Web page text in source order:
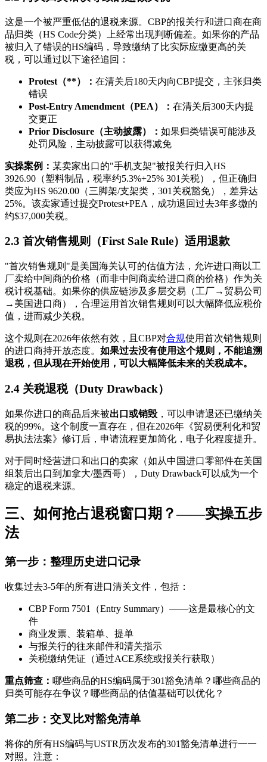
这是一个被严重低估的退税来源。CBP的报关行和进口商在商
品归类（HS Code分类）上经常出现判断偏差。如果你的产品
被归入了错误的HS编码，导致缴纳了比实际应缴更高的关
税，可以通过以下途径追回：
Protest（**）： 在清关后180天内向CBP提交，主张归类
错误
Post-Entry Amendment（PEA）： 在清关后300天内提
交更正
Prior Disclosure（主动披露）： 如果归类错误可能涉及
处罚风险，主动披露可以获得减免
实操案例： 某卖家出口的"手机支架"被报关行归入HS
3926.90（塑料制品，税率约5.3%+25% 301关税），但正确归
类应为HS 9620.00（三脚架/支架类，301关税豁免），差异达
25%。该卖家通过提交Protest+PEA，成功退回过去3年多缴的
约$37,000关税。
2.3 首次销售规则（First Sale Rule）适用退款
"首次销售规则"是美国海关认可的估值方法，允许进口商以工
厂卖给中间商的价格（而非中间商卖给进口商的价格）作为关
税计税基础。如果你的供应链涉及多层交易（工厂→贸易公司
→美国进口商），合理运用首次销售规则可以大幅降低应税价
值，进而减少关税。
这个规则在2026年依然有效，且CBP对合规使用首次销售规则
的进口商持开放态度。 如果过去没有使用这个规则，不能追溯
退税，但从现在开始使用，可以大幅降低未来的关税成本。
2.4 关税退税（Duty Drawback）
如果你进口的商品后来被出口或销毁 ，可以申请退还已缴纳关
税的99%。这个制度一直存在，但在2026年《贸易便利化和贸
易执法法案》修订后，申请流程更加简化，电子化程度提升。
对于同时经营进口和出口的卖家（如从中国进口零部件在美国
组装后出口到加拿大/墨西哥），Duty Drawback可以成为一个
稳定的退税来源。
三、如何抢占退税窗口期？——实操五步
法
第一步：整理历史进口记录
收集过去3-5年的所有进口清关文件，包括：
CBP Form 7501（Entry Summary）——这是最核心的文
件
商业发票、装箱单、提单
与报关行的往来邮件和清关指示
关税缴纳凭证（通过ACE系统或报关行获取）
重点筛查： 哪些商品的HS编码属于301豁免清单？哪些商品的
归类可能存在争议？哪些商品的估值基础可以优化？
第二步：交叉比对豁免清单
将你的所有HS编码与USTR历次发布的301豁免清单进行一一
对照。注意：